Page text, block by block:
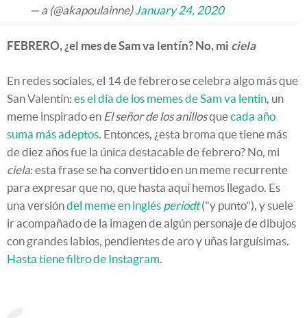
— a (@akapoulainne)January 24, 2020
FEBRERO, ¿el mes de Sam va lentín? No, mi ciela
En redes sociales, el 14 de febrero se celebra algo más que
San Valentín: es el día de los memes de Sam va lentín, un
meme inspirado en El señor de los anillosquecada año
suma más adeptos. Entonces, ¿esta broma que tiene más
de diez años fue la única destacable de febrero? No, mi
ciela: esta frase se ha convertido en un meme recurrente
para expresar que no, que hasta aquí hemos llegado. Es
una versióndel meme en inglés periodt("y punto"), y suele
ir acompañado de la imagen de algún personaje de dibujos
con grandes labios, pendientes de aro y uñas larguísimas.
Hasta tiene filtro de Instagram.